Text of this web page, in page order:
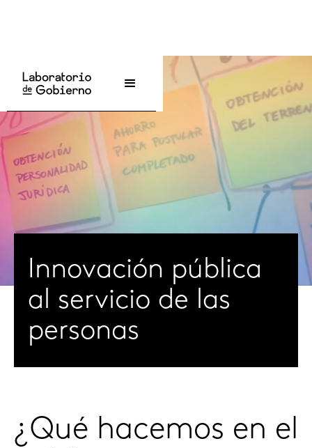
Innovación pública
al servicio de las
personas
¿Qué hacemos en el